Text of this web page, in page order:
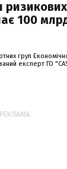
100
груп
експерт ГО
РЕКЛАМА: